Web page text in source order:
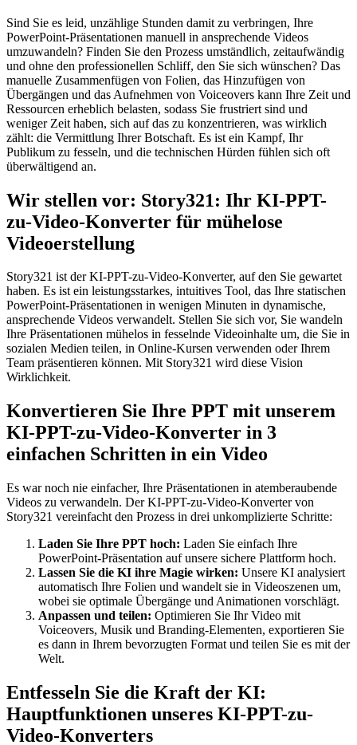
Sind Sie es leid, unzählige Stunden damit zu verbringen, Ihre
PowerPoint-Präsentationen manuell in ansprechende Videos
umzuwandeln? Finden Sie den Prozess umständlich, zeitaufwändig
und ohne den professionellen Schliff, den Sie sich wünschen? Das
manuelle Zusammenfügen von Folien, das Hinzufügen von
Übergängen und das Aufnehmen von Voiceovers kann Ihre Zeit und
Ressourcen erheblich belasten, sodass Sie frustriert sind und
weniger Zeit haben, sich auf das zu konzentrieren, was wirklich
zählt: die Vermittlung Ihrer Botschaft. Es ist ein Kampf, Ihr
Publikum zu fesseln, und die technischen Hürden fühlen sich oft
überwältigend an.
Wir stellen vor: Story321: Ihr KI-PPT-
zu-Video-Konverter für mühelose
Videoerstellung
Story321 ist der KI-PPT-zu-Video-Konverter, auf den Sie gewartet
haben. Es ist ein leistungsstarkes, intuitives Tool, das Ihre statischen
PowerPoint-Präsentationen in wenigen Minuten in dynamische,
ansprechende Videos verwandelt. Stellen Sie sich vor, Sie wandeln
Ihre Präsentationen mühelos in fesselnde Videoinhalte um, die Sie in
sozialen Medien teilen, in Online-Kursen verwenden oder Ihrem
Team präsentieren können. Mit Story321 wird diese Vision
Wirklichkeit.
Konvertieren Sie Ihre PPT mit unserem
KI-PPT-zu-Video-Konverter in 3
einfachen Schritten in ein Video
Es war noch nie einfacher, Ihre Präsentationen in atemberaubende
Videos zu verwandeln. Der KI-PPT-zu-Video-Konverter von
Story321 vereinfacht den Prozess in drei unkomplizierte Schritte:
Laden Sie Ihre PPT hoch: Laden Sie einfach Ihre
PowerPoint-Präsentation auf unsere sichere Plattform hoch.
Lassen Sie die KI ihre Magie wirken: Unsere KI analysiert
automatisch Ihre Folien und wandelt sie in Videoszenen um,
wobei sie optimale Übergänge und Animationen vorschlägt.
Anpassen und teilen: Optimieren Sie Ihr Video mit
Voiceovers, Musik und Branding-Elementen, exportieren Sie
es dann in Ihrem bevorzugten Format und teilen Sie es mit der
Welt.
Entfesseln Sie die Kraft der KI:
Hauptfunktionen unseres KI-PPT-zu-
Video-Konverters